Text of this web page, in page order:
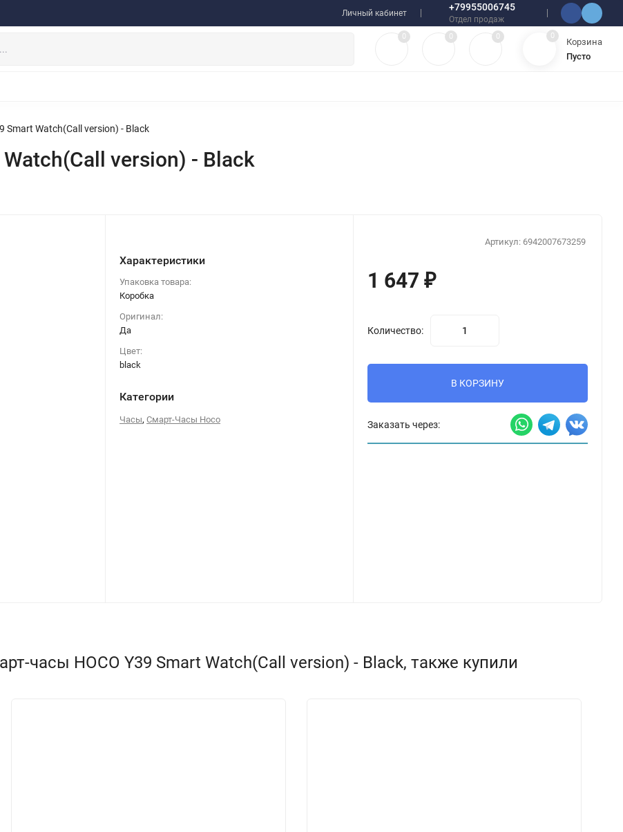
Личный кабинет
+79955006745
Отдел продаж
0 0 0 0
Корзина
Пусто
Smart Watch(Call version) - Black
version) - Black
Характеристики
Упаковка товара:
Коробка
Оригинал:
Да
Цвет:
black
Категории
Часы,Смарт-Часы Hoco
Артикул: 6942007673259
1 647₽
Количество:
В КОРЗИНУ
Заказать через:
часы HOCO Y39 Smart Watch(Call version) - Black, также купили